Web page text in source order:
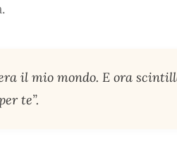
il mio mondo. E ora
te”.